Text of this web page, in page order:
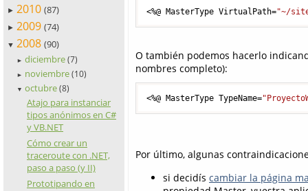
► 2010 (87)
► 2009 (74)
▼ 2008 (90)
► diciembre (7)
► noviembre (10)
▼ octubre (8)
Atajo para instanciar
tipos anónimos en C#
y VB.NET
Cómo crear un
traceroute con .NET,
paso a paso (y II)
Prototipando en
<%@ MasterType VirtualPath="~/
O también podemos hacerlo
nombres completo):
<%@ MasterType TypeName=
Por último, algunas
si decidís cambiar la página